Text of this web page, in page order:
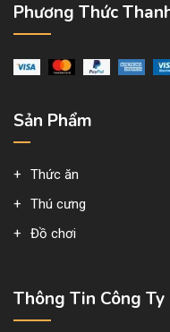
Phương Thức
Sản Phẩm
Thức ăn
Thú cưng
Đồ chơi
Thông Tin Công Ty